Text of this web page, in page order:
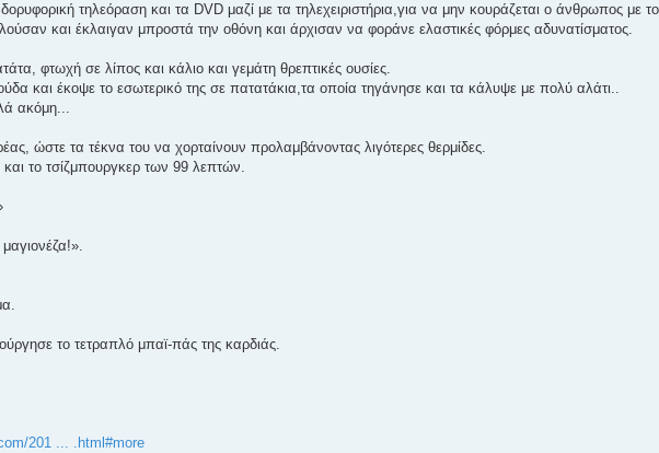
τηλεόραση και τα DVD μαζί με τα τηλεχειριστήρια,για να μην κουράζεται ο άνθρωπος με
και έκλαιγαν μπροστά την οθόνη και άρχισαν να φοράνε ελαστικές φόρμες αδυνατίσματος.
φτωχή σε λίπος και κάλιο και γεμάτη θρεπτικές ουσίες.
και έκοψε το εσωτερικό της σε πατατάκια,τα οποία τηγάνησε και τα κάλυψε με πολύ αλάτι..
ακόμη...
ώστε τα τέκνα του να χορταίνουν προλαμβάνοντας λιγότερες θερμίδες.
το τσίζμπουργκερ των 99 λεπτών.
το τετραπλό μπαϊ-πάς της καρδιάς.
201 ... .html#more